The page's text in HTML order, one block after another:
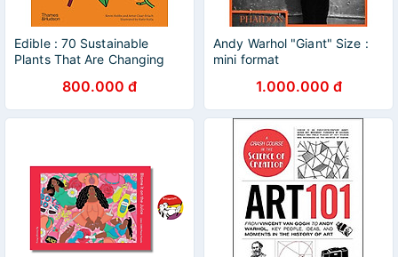
Edible : 70 Sustainable
Plants That Are Changing
800.000 đ
Andy Warhol "Giant" Size :
mini format
1.000.000 đ